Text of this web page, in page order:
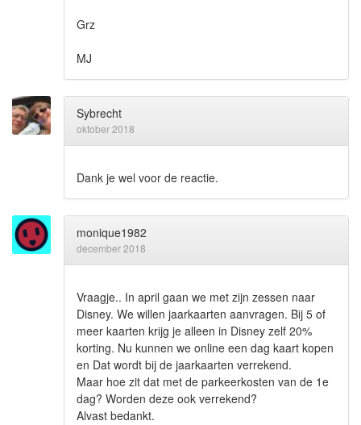
Grz
MJ
Sybrecht
oktober 2018
Dank je wel voor de reactie.
monique1982
december 2018
Vraagje.. In april gaan we met zijn zessen naar
Disney. We willen jaarkaarten aanvragen. Bij 5 of
meer kaarten krijg je alleen in Disney zelf 20%
korting. Nu kunnen we online een dag kaart kopen
en Dat wordt bij de jaarkaarten verrekend.
Maar hoe zit dat met de parkeerkosten van de 1e
dag? Worden deze ook verrekend?
Alvast bedankt.